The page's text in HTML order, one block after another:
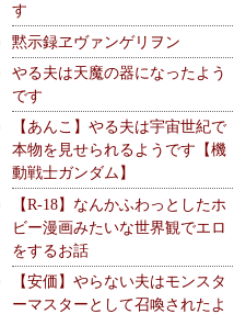
す
黙示録ヱヴァンゲリヲン
やる夫は天魔の器になったよう
です
【あんこ】やる夫は宇宙世紀で
本物を見せられるようです【機
動戦士ガンダム】
【R-18】なんかふわっとしたホ
ビー漫画みたいな世界観でエロ
をするお話
【安価】やらない夫はモンスタ
ーマスターとして召喚されたよ